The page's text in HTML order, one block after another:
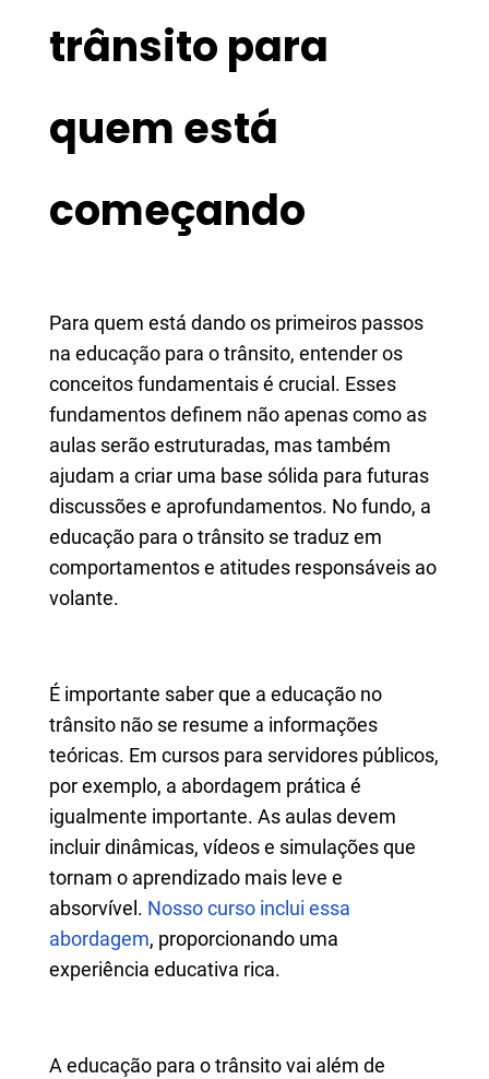
trânsito para
quem está
começando
Para quem está dando os primeiros passos
na educação para o trânsito, entender os
conceitos fundamentais é crucial. Esses
fundamentos definem não apenas como as
aulas serão estruturadas, mas também
ajudam a criar uma base sólida para futuras
discussões e aprofundamentos. No fundo, a
educação para o trânsito se traduz em
comportamentos e atitudes responsáveis ao
volante.
É importante saber que a educação no
trânsito não se resume a informações
teóricas. Em cursos para servidores públicos,
por exemplo, a abordagem prática é
igualmente importante. As aulas devem
incluir dinâmicas, vídeos e simulações que
tornam o aprendizado mais leve e
absorvível. Nosso curso inclui essa
abordagem, proporcionando uma
experiência educativa rica.
A educação para o trânsito vai além de